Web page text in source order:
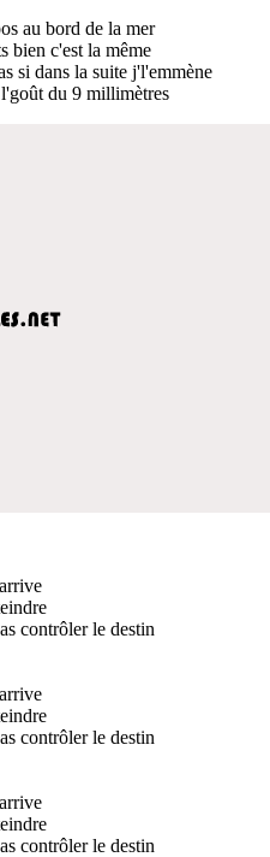
au bord de la mer
bien c'est la même
si dans la suite j'l'emmène
du 9 millimètres
contrôler le destin
contrôler le destin
contrôler le destin